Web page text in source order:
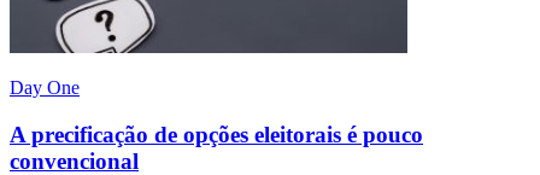
Day One
A precificação de opções eleitorais é pouco
convencional